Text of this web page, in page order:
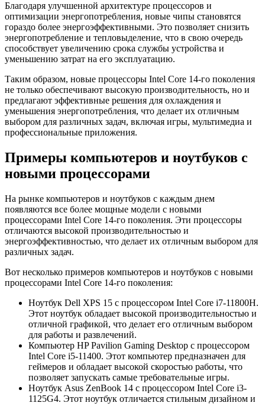
Благодаря улучшенной архитектуре процессоров и
оптимизации энергопотребления, новые чипы становятся
гораздо более энергоэффективными. Это позволяет снизить
энергопотребление и тепловыделение, что в свою очередь
способствует увеличению срока службы устройства и
уменьшению затрат на его эксплуатацию.
Таким образом, новые процессоры Intel Core 14-го поколения
не только обеспечивают высокую производительность, но и
предлагают эффективные решения для охлаждения и
уменьшения энергопотребления, что делает их отличным
выбором для различных задач, включая игры, мультимедиа и
профессиональные приложения.
Примеры компьютеров и ноутбуков с
новыми процессорами
На рынке компьютеров и ноутбуков с каждым днем
появляются все более мощные модели с новыми
процессорами Intel Core 14-го поколения. Эти процессоры
отличаются высокой производительностью и
энергоэффективностью, что делает их отличным выбором для
различных задач.
Вот несколько примеров компьютеров и ноутбуков с новыми
процессорами Intel Core 14-го поколения:
Ноутбук Dell XPS 15 с процессором Intel Core i7-11800H.
Этот ноутбук обладает высокой производительностью и
отличной графикой, что делает его отличным выбором
для работы и развлечений.
Компьютер HP Pavilion Gaming Desktop с процессором
Intel Core i5-11400. Этот компьютер предназначен для
геймеров и обладает высокой скоростью работы, что
позволяет запускать самые требовательные игры.
Ноутбук Asus ZenBook 14 с процессором Intel Core i3-
1125G4. Этот ноутбук отличается стильным дизайном и